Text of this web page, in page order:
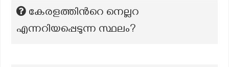
കേരളത്തിന്‍റെ നെല്ലറ
എന്നറിയപ്പെടുന്ന സ്ഥലം?